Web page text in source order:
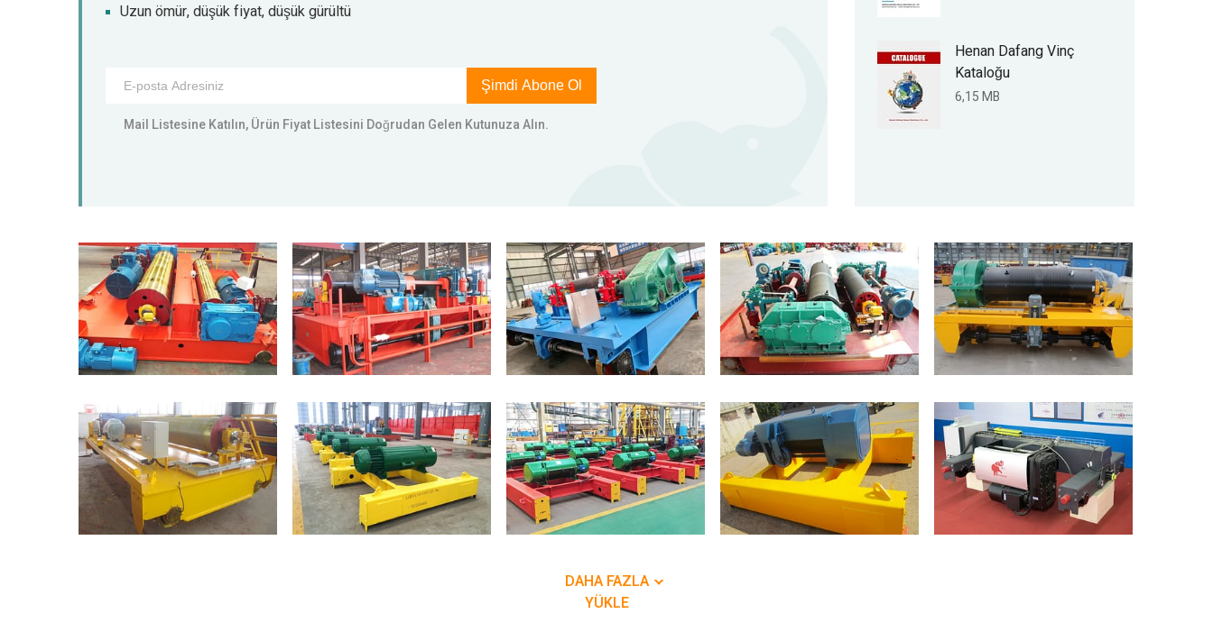
Uzun ömür, düşük fiyat, düşük gürültü
Şimdi Abone Ol
Mail Listesine Katılın, Ürün Fiyat Listesini Doğrudan Gelen Kutunuza Alın.
Henan Dafang Vinç
Kataloğu
6,15 MB
DAHA FAZLA
YÜKLE